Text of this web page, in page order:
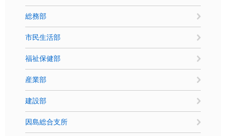
総務部
市民生活部
福祉保健部
産業部
建設部
因島総合支所